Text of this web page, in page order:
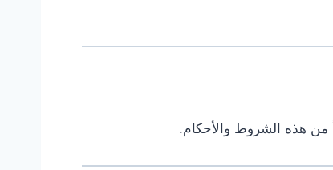
من هذه الشروط والأحكام.